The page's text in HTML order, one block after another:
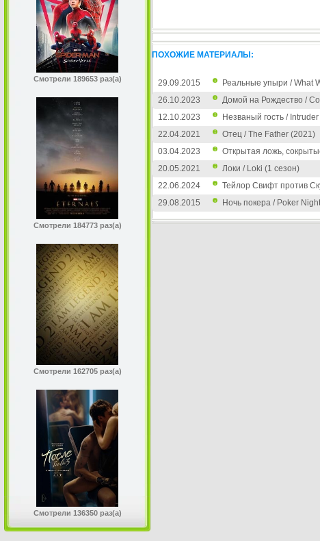
Смотрели 189653 раз(а)
Смотрели 184773 раз(а)
Смотрели 162705 раз(а)
Смотрели 136350 раз(а)
ПОХОЖИЕ МАТЕРИАЛЫ:
29.09.2015 Реальные упыри / What
26.10.2023
Домой на Рождество /
12.10.2023
Незваный гость /
22.04.2021
Отец / The Father (2021)
03.04.2023
Открытая ложь,
20.05.2021
Локи / Loki (1 сезон)
22.06.2024
Тейлор Свифт против
29.08.2015
Ночь покера / Poker Night